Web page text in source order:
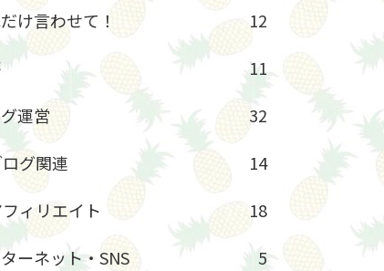
け言わせて！
12
11
運営
32
グ関連
14
ィリエイト
18
ーネット・SNS
5